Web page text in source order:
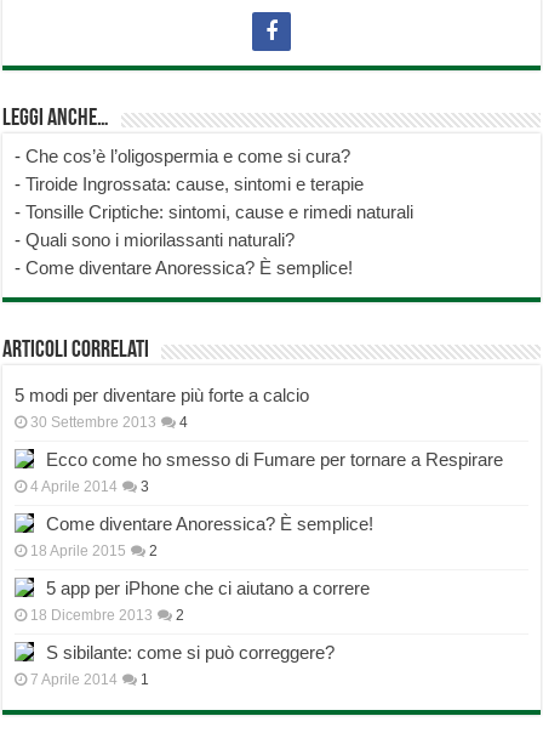
Leggi anche…
-Che cos’è l’oligospermia e come si cura?
-Tiroide Ingrossata: cause, sintomi e terapie
-Tonsille Criptiche: sintomi, cause e rimedi naturali
-Quali sono i miorilassanti naturali?
-Come diventare Anoressica? È semplice!
Articoli correlati
5 modi per diventare più forte a calcio
30 Settembre 2013 4
Ecco come ho smesso di Fumare per tornare a Respirare
4 Aprile 2014 3
Come diventare Anoressica? È semplice!
18 Aprile 2015 2
5 app per iPhone che ci aiutano a correre
18 Dicembre 2013 2
S sibilante: come si può correggere?
7 Aprile 2014 1